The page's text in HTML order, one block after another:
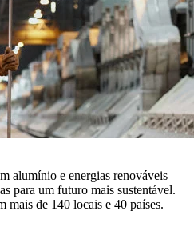
alumínio e energias renováveis
para um futuro mais sustentável.
mais de 140 locais e 40 países.